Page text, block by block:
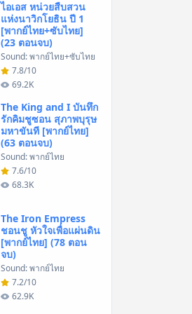
ไอเอส หน่วยสืบสวน
แห่งนาวิกโยธิน ปี 1
[พากย์ไทย+ซับไทย]
(23 ตอนจบ)
Sound: พากย์ไทย+ซับไทย
7.8/10
69.2K
The King and I บันทึก
รักคิมชูซอน สุภาพบุรุษ
มหาขันที [พากย์ไทย]
(63 ตอนจบ)
Sound: พากย์ไทย
7.6/10
68.3K
The Iron Empress
ชอนชู หัวใจเพื่อแผ่นดิน
[พากย์ไทย] (78 ตอน
จบ)
Sound: พากย์ไทย
7.2/10
62.9K